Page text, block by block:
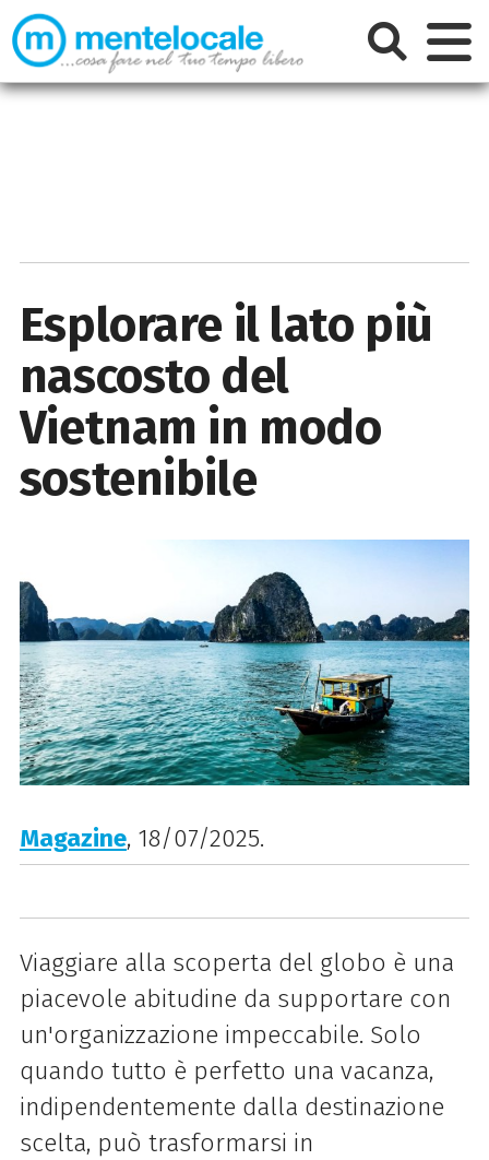
Esplorare il lato più
nascosto del
Vietnam in modo
sostenibile
Magazine, 18/07/2025.
Viaggiare alla scoperta del globo è una
piacevole abitudine da supportare con
un'organizzazione impeccabile. Solo
quando tutto è perfetto una vacanza,
indipendentemente dalla destinazione
scelta, può trasformarsi in